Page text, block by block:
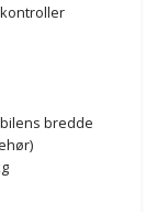
bredde